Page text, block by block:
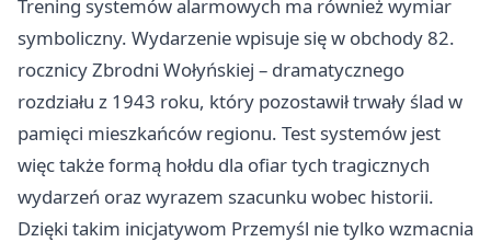
Trening systemów alarmowych ma również wymiar
symboliczny. Wydarzenie wpisuje się w obchody 82.
rocznicy Zbrodni Wołyńskiej – dramatycznego
rozdziału z 1943 roku, który pozostawił trwały ślad w
pamięci mieszkańców regionu. Test systemów jest
więc także formą hołdu dla ofiar tych tragicznych
wydarzeń oraz wyrazem szacunku wobec historii.
Dzięki takim inicjatywom Przemyśl nie tylko wzmacnia